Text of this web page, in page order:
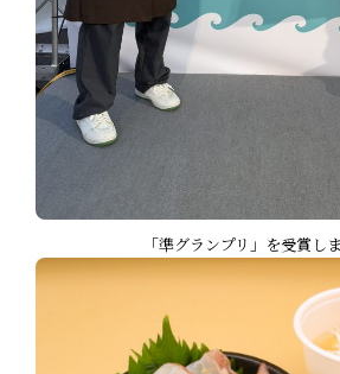
「準グランプリ」を受賞し